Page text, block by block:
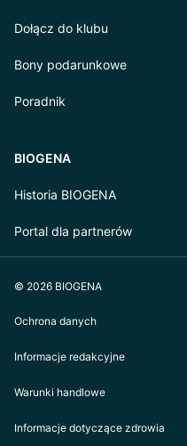
Dołącz do klubu
Bony podarunkowe
Poradnik
BIOGENA
Historia BIOGENA
Portal dla partnerów
© 2026 BIOGENA
Ochrona danych
Informacje redakcyjne
Warunki handlowe
Informacje dotyczące zdrowia